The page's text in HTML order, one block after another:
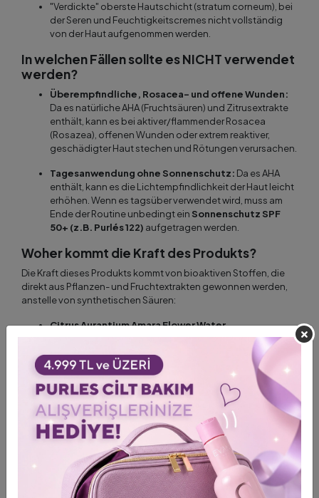
"Verdickte" oberste Hautschicht (stratum corneum), bei
der Seren und Feuchtigkeitscremes nicht vollständig
von der Haut aufgenommen werden.
In welchen Fällen sollte es NICHT verwendet
werden?
Überempfindliche, Rosacea- und offene Wunden:
Da es natürliche AHA (Fruchtsäuren) und Zitrusextrakte
enthält, kann es bei aktiver/flammender Rosacea
(Rosazea), offenen Wunden oder extrem reaktiver,
geschädigter Haut stechen und Rötungen verursachen.
Tagesanwendung ohne Sonnenschutz: Da es AHA
enthält, kann es die Lichtempfindlichkeit der Haut leicht
erhöhen. Wenn es tagsüber verwendet wird, muss am
Ende der Routine unbedingt ein Sonnenschutz SPF
50+ (z.B. Purlés 122) aufgetragen werden.
Woher kommt die Kraft des Produkts?
Die Kraft dieses Produkts kommt von bioaktiven Stoffen, die
direkt aus Pflanzen- und Fruchtextrakten gewonnen werden,
anstelle von synthetischen Säuren:
Citrus Aurantium Amara Flower Water
(Bitterorangenblüte / Neroli Wasser):Ein
hervorragendes pflanzliches Hydrosol, das die Haut
sofort beruhigt, mikroskopische Poren strafft und der
Haut natürlichen Glanz verleiht.
Natürlicher 5-fach AHA Botanischer Komplex
(Heidelbeere, Zuckerrohr, Orange, Zitrone,
Zuckerahorn):
Vaccinium Myrtillus (Heidelbeere - Natürliche
Milchsäure):Befeuchtet die Haut und peelt sanft.
Saccharum Officinarum (Zuckerrohr - Natürliche